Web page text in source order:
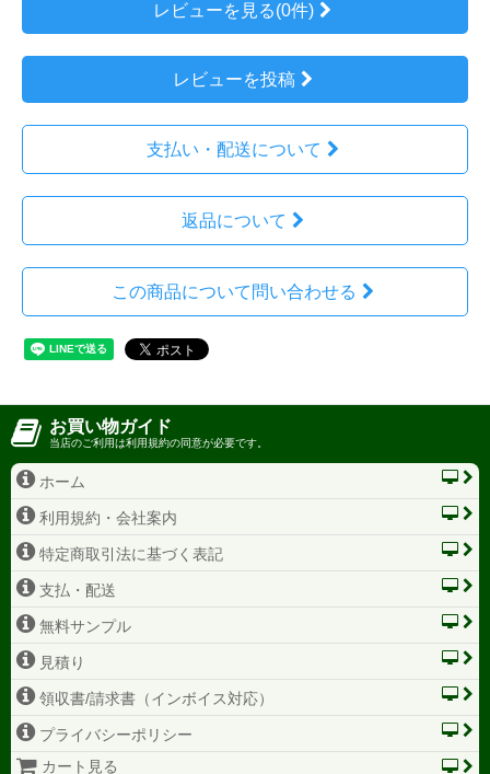
レビューを見る(0件)
レビューを投稿
支払い・配送について
返品について
この商品について問い合わせる
お買い物ガイド
当店のご利用は利用規約の同意が必要です。
ホーム
利用規約・会社案内
特定商取引法に基づく表記
支払・配送
無料サンプル
見積り
領収書/請求書（インボイス対応）
プライバシーポリシー
カート見る